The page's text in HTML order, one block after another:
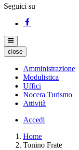
Seguici su
close
Amministrazione
Modulistica
Uffici
Nocera Turismo
Attività
Accedi
Home
Tonino Frate